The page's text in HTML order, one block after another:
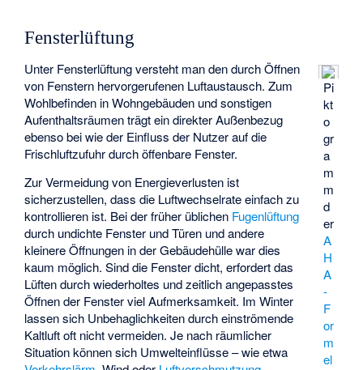
Fensterlüftung
Pi
kt
o
gr
a
m
m
d
er
A
H
A
-
F
or
m
el
Unter Fensterlüftung versteht man den durch Öffnen
von Fenstern hervorgerufenen Luftaustausch. Zum
Wohlbefinden in Wohngebäuden und sonstigen
Aufenthaltsräumen trägt ein direkter Außenbezug
ebenso bei wie der Einfluss der Nutzer auf die
Frischluftzufuhr durch öffenbare Fenster.
Zur Vermeidung von Energieverlusten ist
sicherzustellen, dass die Luftwechselrate einfach zu
kontrollieren ist. Bei der früher üblichen Fugenlüftung
durch undichte Fenster und Türen und andere
kleinere Öffnungen in der Gebäudehülle war dies
kaum möglich. Sind die Fenster dicht, erfordert das
Lüften durch wiederholtes und zeitlich angepasstes
Öffnen der Fenster viel Aufmerksamkeit. Im Winter
lassen sich Unbehaglichkeiten durch einströmende
Kaltluft oft nicht vermeiden. Je nach räumlicher
Situation können sich Umwelteinflüsse – wie etwa